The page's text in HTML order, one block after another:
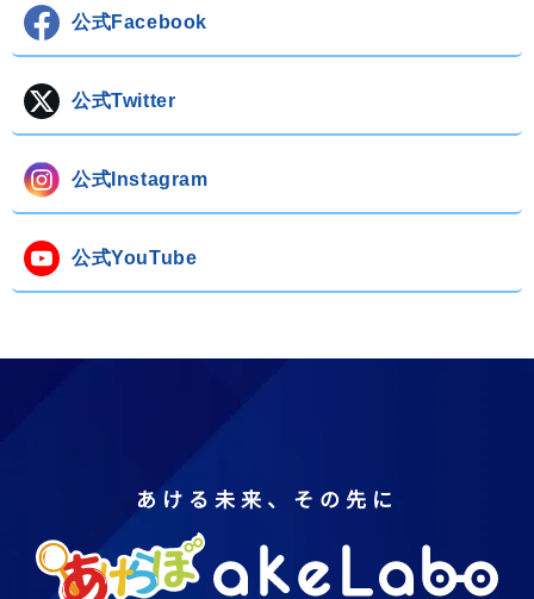
公式Facebook
公式Twitter
公式Instagram
公式YouTube
あける未来、その先に